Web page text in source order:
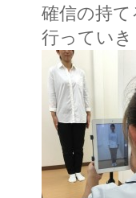
確信の持
行ってい